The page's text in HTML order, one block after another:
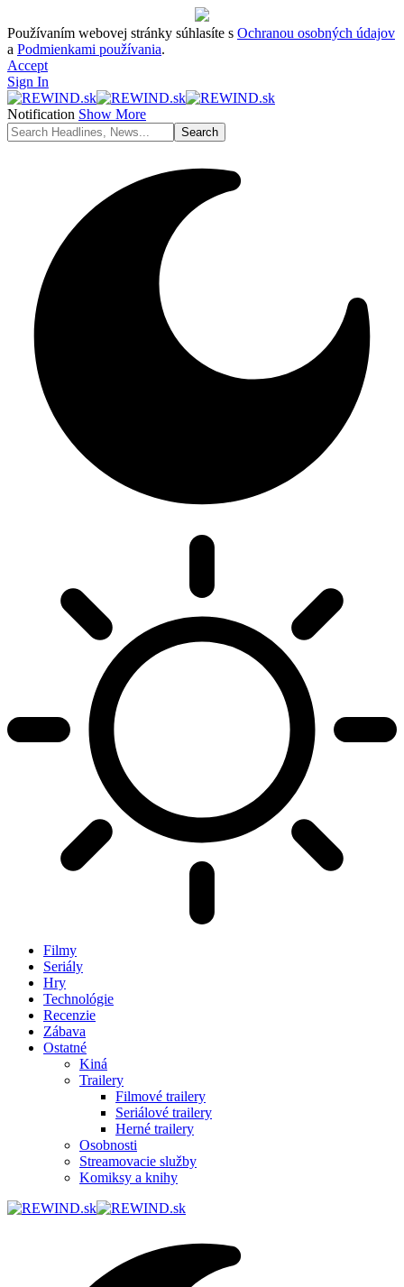
Používaním webovej stránky súhlasíte s Ochranou osobných údajov
a Podmienkami používania.
Accept
Sign In
Notification Show More
Filmy
Seriály
Hry
Technológie
Recenzie
Zábava
Ostatné
Kiná
Trailery
Filmové trailery
Seriálové trailery
Herné trailery
Osobnosti
Streamovacie služby
Komiksy a knihy